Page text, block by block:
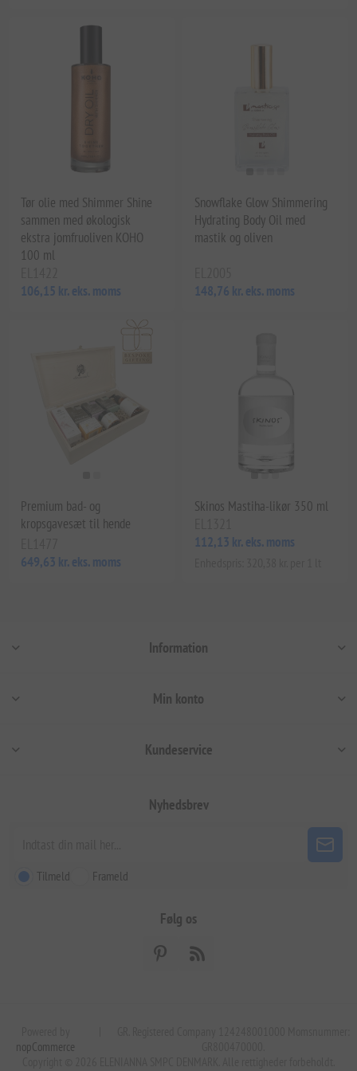
Tør olie med Shimmer Shine
sammen med økologisk
ekstra jomfruoliven KOHO
100 ml
106,15 kr. eks. moms
Snowflake Glow Shimmering
Hydrating Body Oil med
mastik og oliven
148,76 kr. eks. moms
Premium bad- og
kropsgavesæt til hende
649,63 kr. eks. moms
Skinos Mastiha-likør 350 ml
112,13 kr. eks. moms
Information
Min konto
Kundeservice
Nyhedsbrev
Tilmeld Frameld
Følg os
nopCommerce